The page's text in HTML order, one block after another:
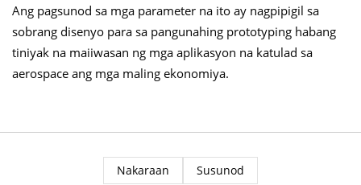
Ang pagsunod sa mga parameter na ito ay nagpipigil sa
sobrang disenyo para sa pangunahing prototyping habang
tiniyak na maiiwasan ng mga aplikasyon na katulad sa
aerospace ang mga maling ekonomiya.
Nakaraan Susunod